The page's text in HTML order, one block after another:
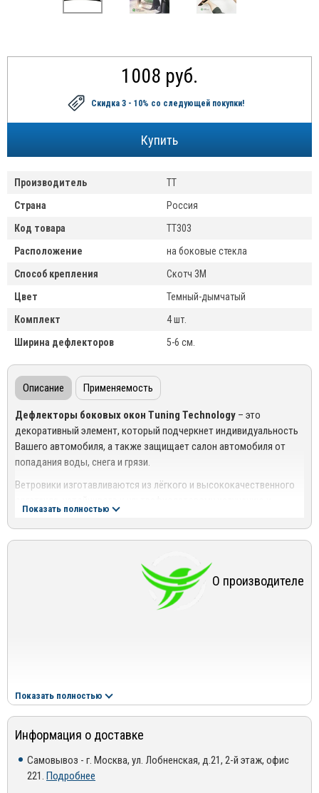
1008 руб.
Скидка 3 - 10% со следующей покупки!
Производитель
TT
Страна
Россия
Код товара
TT303
Расположение
на боковые стекла
Способ крепления
Скотч 3М
Цвет
Темный-дымчатый
Комплект
4 шт.
Ширина дефлекторов
5-6 см.
Описание Применяемость
Дефлекторы боковых окон Tuning Technology – это
декоративный элемент, который подчеркнет индивидуальность
Вашего автомобиля, а также защищает салон автомобиля от
попадания воды, снега и грязи.
Ветровики изготавливаются из лёгкого и высококачественного
устанавливаются на боковые стекла при помощи качественного
Установка не требует специальных навыков, и занимает не более
*Обращаем Ваше внимание, что фото в карточке товара
Показать полностью
О производителе
Показать полностью
Информация о доставке
Самовывоз - г. Москва, ул. Лобненская, д.21, 2-й этаж, офис
221. Подробнее